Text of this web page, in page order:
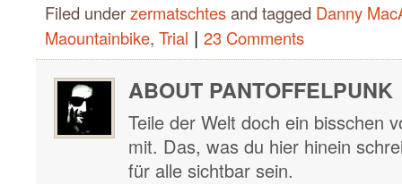
Filed underzermatschtesand tagged Danny
Maountainbike, Trial | 23 Comments
ABOUT PANTOFFELPUNK
Teile der Welt doch ein bisschen
mit. Das, was du hier hinein
für alle sichtbar sein.